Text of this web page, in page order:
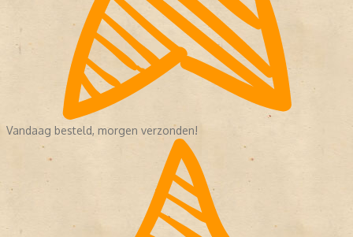
Vandaag besteld, morgen verzonden!